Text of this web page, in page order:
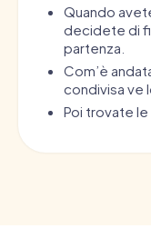
Quando
decidete di
partenza.
Com’è
condivisa ve
Poi trovate le